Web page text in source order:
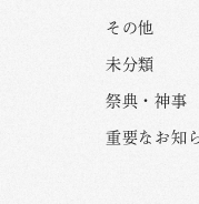
その他
未分類
祭典・神事
重要なお知